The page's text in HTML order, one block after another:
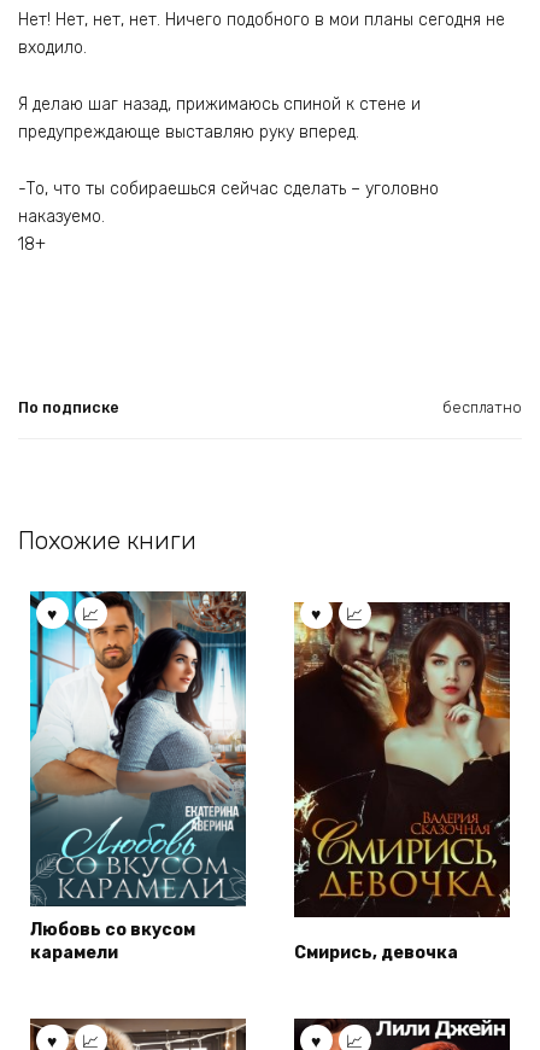
Нет! Нет, нет, нет. Ничего подобного в мои планы сегодня не
входило.
Я делаю шаг назад, прижимаюсь спиной к стене и
предупреждающе выставляю руку вперед.
-То, что ты собираешься сейчас сделать – уголовно
наказуемо.
18+
По подписке бесплатно
Похожие книги
Любовь со вкусом
карамели
Смирись, девочка